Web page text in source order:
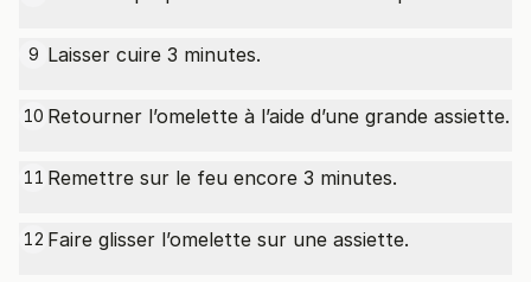
9 Laisser cuire 3 minutes.
10 Retourner l’omelette à l’aide d’une grande assiette.
11 Remettre sur le feu encore 3 minutes.
12 Faire glisser l’omelette sur une assiette.